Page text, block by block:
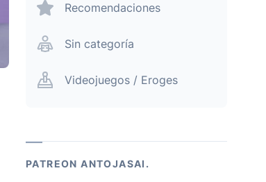
Recomendaciones
Sin categoría
Videojuegos / Eroges
PATREON ANTOJASAI.